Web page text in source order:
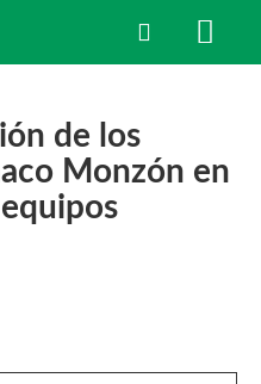
de los
Monzón en